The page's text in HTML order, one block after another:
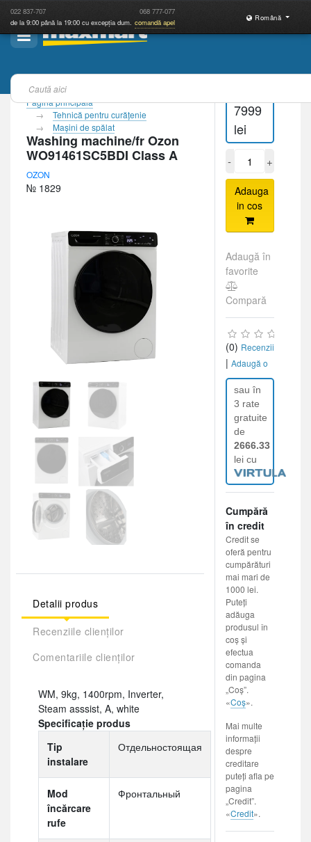
022 837-707 068 777-077
de la 9:00 până la 19:00 cu excepția dum. comandă apel
Română
Pagina principală
Tehnică pentru curăţenie
Maşini de spălat
Washing machine/fr Ozon
WO91461SC5BDI Class A
OZON
№ 1829
Detalii produs
Recenziile clienților
Comentariile clienților
WM, 9kg, 1400rpm, Inverter,
Steam asssist, A, white
Specificație produs
Tip
instalare
Отдельностоящая
Mod
încărcare
rufe
Фронтальный
7999
lei
- +
Adauga
in cos
Adaugă în
favorite
Compară
(0) Recenzii
| Adaugă o
recenzie
sau în
3 rate
gratuite
de
2666.33
lei cu
Cumpără
în credit
Credit se
oferă pentru
cumpărături
mai mari de
1000 lei.
Puteți
adăuga
produsul în
coș și
efectua
comanda
din pagina
„Coș”.
«Coș».
Mai multe
informații
despre
creditare
puteți afla pe
pagina
„Credit”.
«Credit».